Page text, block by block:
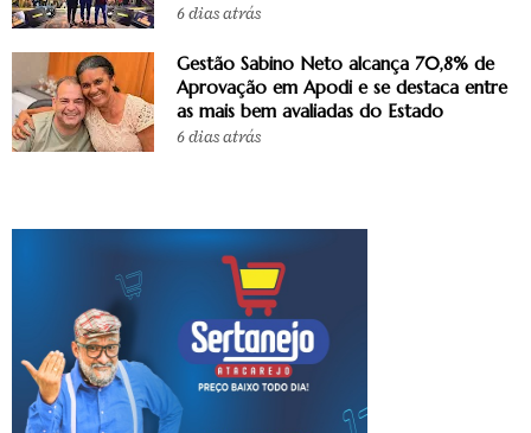
6 dias atrás
Gestão Sabino Neto alcança 70,8% de
Aprovação em Apodi e se destaca entre
as mais bem avaliadas do Estado
6 dias atrás